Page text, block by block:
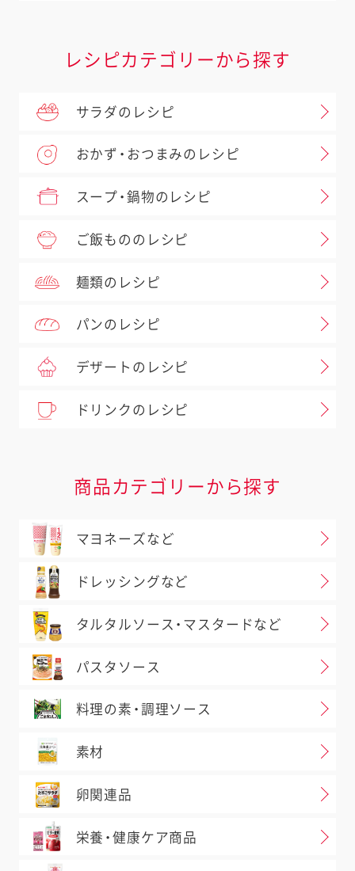
レシピカテゴリーから探す
サラダのレシピ
おかず・おつまみのレシピ
スープ・鍋物のレシピ
ご飯もののレシピ
麺類のレシピ
パンのレシピ
デザートのレシピ
ドリンクのレシピ
商品カテゴリーから探す
マヨネーズなど
ドレッシングなど
タルタルソース・マスタードなど
パスタソース
料理の素・調理ソース
素材
卵関連品
栄養・健康ケア商品